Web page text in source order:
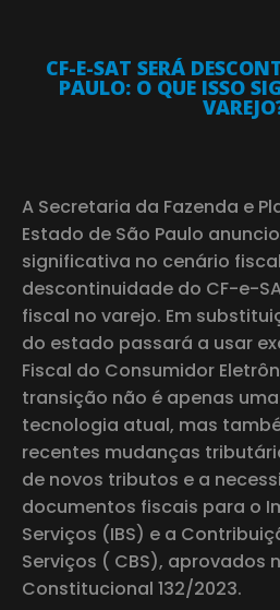
CF-E-SAT SERÁ
PAULO: O QUE ISSO
A Secretaria da Fazenda e
Estado de São Paulo
significativa no cenário
descontinuidade do CF-e-
fiscal no varejo. Em
do estado passará a usar
Fiscal do Consumidor
transição não é apenas
tecnologia atual, mas
recentes mudanças
de novos tributos e a
documentos fiscais para o
Serviços (IBS) e a
Serviços ( CBS), aprovados
Constitucional 132/2023.